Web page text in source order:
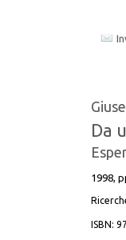
FONTI
STUDI
Da
1998,
ISBN: